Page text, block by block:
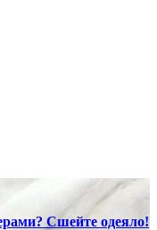
Сшейте одеяло!